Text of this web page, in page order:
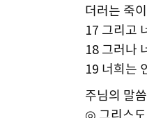
더러는 죽
17 그리고
18 그러나
19 너희는
주님의 말